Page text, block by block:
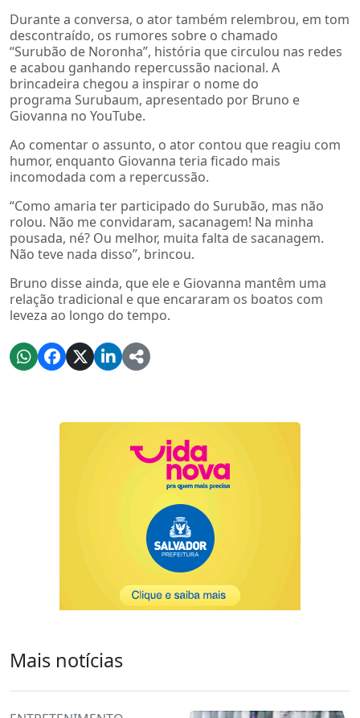
Durante a conversa, o ator também relembrou, em tom
descontraído, os rumores sobre o chamado
“Surubão de Noronha”, história que circulou nas redes
e acabou ganhando repercussão nacional. A
brincadeira chegou a inspirar o nome do
programa Surubaum, apresentado por Bruno e
Giovanna no YouTube.
Ao comentar o assunto, o ator contou que reagiu com
humor, enquanto Giovanna teria ficado mais
incomodada com a repercussão.
“Como amaria ter participado do Surubão, mas não
rolou. Não me convidaram, sacanagem! Na minha
pousada, né? Ou melhor, muita falta de sacanagem.
Não teve nada disso”, brincou.
Bruno disse ainda, que ele e Giovanna mantêm uma
relação tradicional e que encararam os boatos com
leveza ao longo do tempo.
Mais notícias